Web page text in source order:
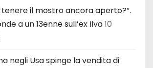
tenere il mostro ancora aperto?”.
a un 13enne sull’ex Ilva10
negli Usa spinge la vendita di